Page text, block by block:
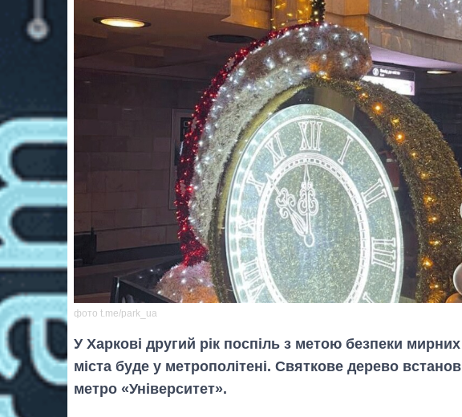
фото t.me/park_ua
У Харкові другий рік поспіль з метою безпеки
міста буде у метрополітені. Святкове дерево
метро «Університет».